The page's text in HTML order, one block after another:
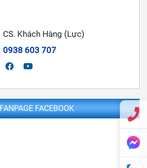
CS. Khách Hàng (Lực)
0938 603 707
FANPAGE FACEBOOK